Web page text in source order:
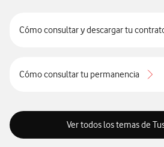
Cómo consultar y descargar tu
Cómo consultar tu permanencia
Ver todos los temas de